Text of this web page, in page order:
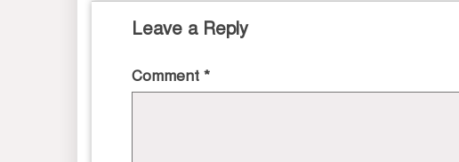
Leave a Reply
Comment *